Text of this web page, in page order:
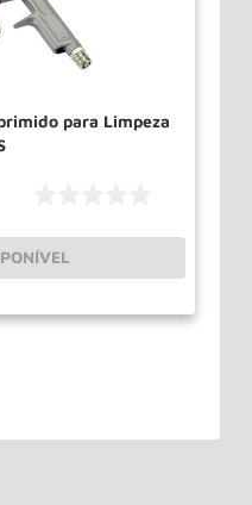
para Limpeza